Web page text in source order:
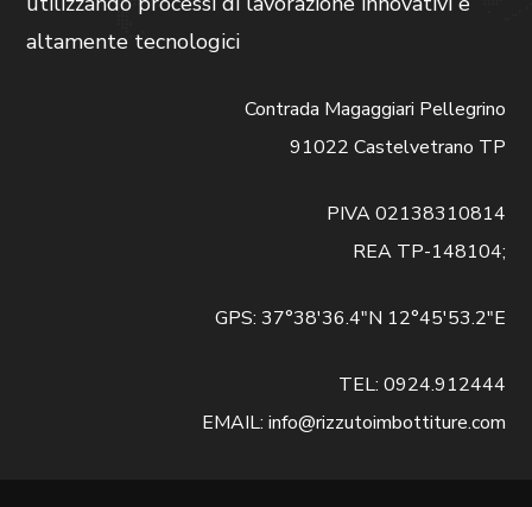
altamente tecnologici
Contrada Magaggiari Pellegrino
91022 Castelvetrano TP
PIVA 02138310814
REA TP-148104;
GPS: 37°38'36.4"N 12°45'53.2"E
TEL: 0924.912444
EMAIL: info@rizzutoimbottiture.com